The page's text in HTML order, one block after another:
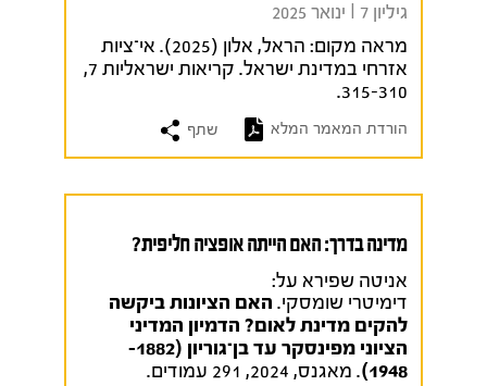
גיליון 7 I ינואר 2025
מראה מקום:
הראל, אלון (2025). אי־ציות
אזרחי במדינת ישראל. קריאות ישראליות 7,
315-310.
הורדת המאמר המלא שתף
מדינה בדרך: האם הייתה אופציה חליפית?
אניטה שפירא על:
דימיטרי שומסקי. האם הציונות ביקשה
להקים מדינת לאום? הדמיון המדיני
הציוני מפינסקר עד בן־גוריון (1882–
1948) . מאגנס, 2024, 291 עמודים.